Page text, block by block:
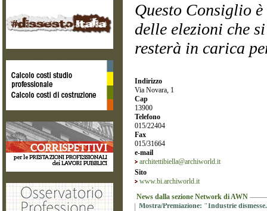
Questo Consiglio
delle elezioni che
resterà in carica
Indirizzo
Via Novara, 1
Cap
13900
Telefono
015/22404
Fax
015/31664
e-mail
architettibiella@archiworld.it
Sito
www.bi.archiworld.it
News dalla sezione Network di AWN
Mostra/Premiazione: "Industrie